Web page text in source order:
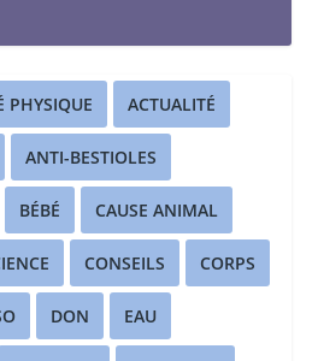
PHYSIQUE ACTUALITÉ
ANTI-BESTIOLES
BÉBÉ CAUSE ANIMAL
CONSEILS CORPS
DON EAU